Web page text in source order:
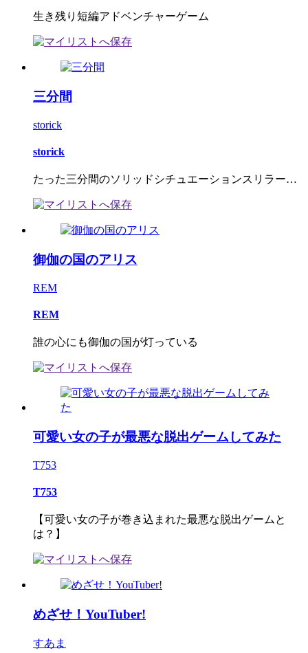
生き残り短編アドベンチャーゲーム
三分間
storick
storick
たった三分間のソリッドシチュエーションスリラー…
御伽の国のアリス
REM
REM
誰の心にも御伽の国が灯っている
可愛い女の子が最悪な脱出ゲームしてみた
T753
T753
【可愛い女の子が巻き込まれた最悪な脱出ゲームと
は？】
めざせ！YouTuber!
すあま